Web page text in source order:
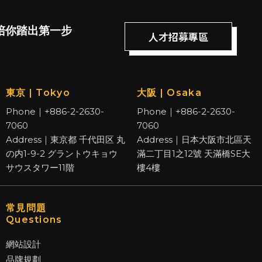
你踏出第一步 人才招募專區
東京 | Tokyo
Phone｜+886-2-2630-
7060
Address｜東京都 千代田区 丸
の内1-9-2 グラントウキョウ
サウスタワー11階
大阪 | Osaka
Phone｜+886-2-2630-
7060
Address｜日本大阪市北區天
滿二丁目1之12號 天滿橋SE大
樓4樓
常見問題
Questions
網站設計
品牌規劃